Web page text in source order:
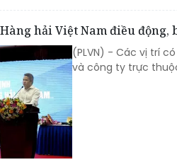
hải Việt Nam điều động,
(PLVN) - Các vị trí
và công ty trực